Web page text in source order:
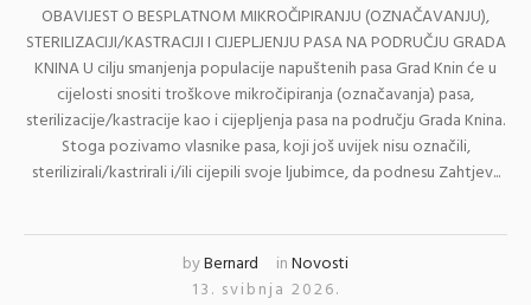
OBAVIJEST O BESPLATNOM MIKROČIPIRANJU (OZNAČAVANJU),
STERILIZACIJI/KASTRACIJI I CIJEPLJENJU PASA NA PODRUČJU GRADA
KNINA U cilju smanjenja populacije napuštenih pasa Grad Knin će u
cijelosti snositi troškove mikročipiranja (označavanja) pasa,
sterilizacije/kastracije kao i cijepljenja pasa na području Grada Knina.
Stoga pozivamo vlasnike pasa, koji još uvijek nisu označili,
sterilizirali/kastrirali i/ili cijepili svoje ljubimce, da podnesu Zahtjev...
byBernard inNovosti
13. svibnja 2026.